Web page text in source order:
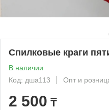
Спилковые краги
В наличии
Код: дша113
Опт и
2 500 ₸